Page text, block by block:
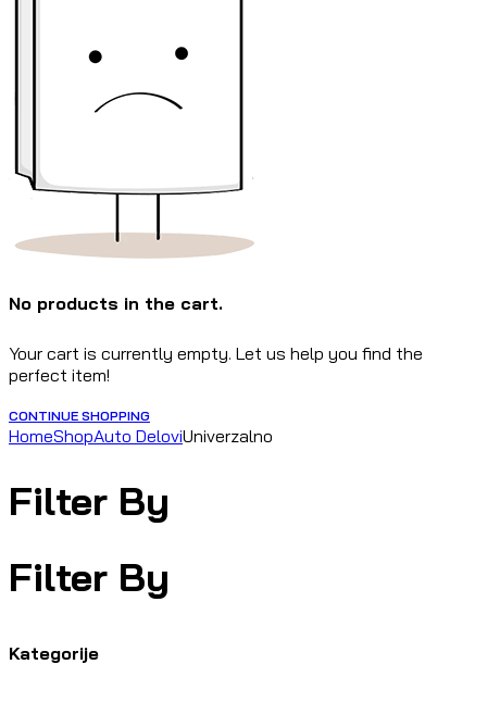
No products in the cart.
Your cart is currently empty. Let us help you find the
perfect item!
CONTINUE SHOPPING
HomeShopAuto DeloviUniverzalno
Filter By
Filter By
Kategorije